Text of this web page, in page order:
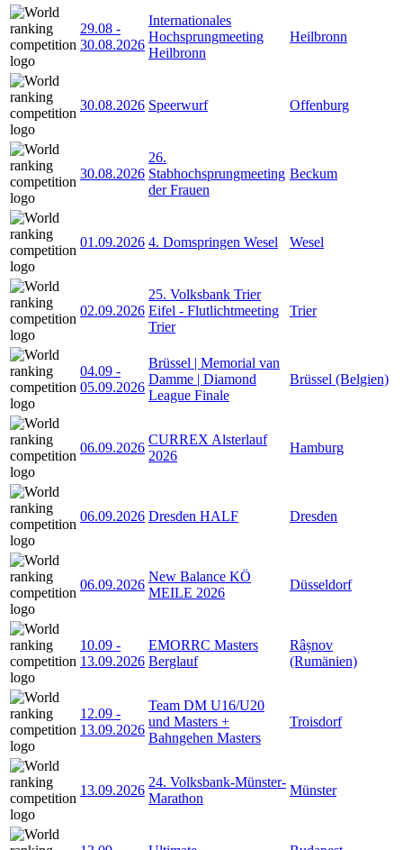
29.08 -
30.08.2026
Internationales
Hochsprungmeeting
Heilbronn
Heilbronn
30.08.2026 Speerwurf Offenburg
30.08.2026
26.
Stabhochsprungmeeting
der Frauen
Beckum
01.09.2026 4. Domspringen Wesel Wesel
02.09.2026
25. Volksbank Trier
Eifel - Flutlichtmeeting
Trier
Trier
04.09 -
05.09.2026
Brüssel | Memorial van
Damme | Diamond
League Finale
Brüssel (Belgien)
06.09.2026
CURREX Alsterlauf
2026
Hamburg
06.09.2026 Dresden HALF Dresden
06.09.2026
New Balance KÖ
MEILE 2026
Düsseldorf
10.09 -
13.09.2026
EMORRC Masters
Berglauf
Râșnov
(Rumänien)
12.09 -
13.09.2026
Team DM U16/U20
und Masters +
Bahngehen Masters
Troisdorf
13.09.2026
24. Volksbank-Münster-
Marathon
Münster